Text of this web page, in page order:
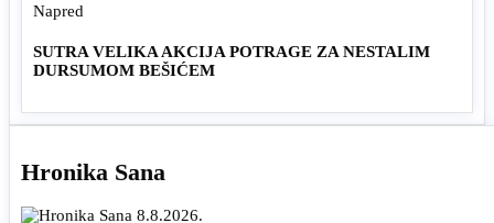
Napred
SUTRA VELIKA AKCIJA POTRAGE ZA NESTALIM
DURSUMOM BEŠIĆEM
Hronika Sana